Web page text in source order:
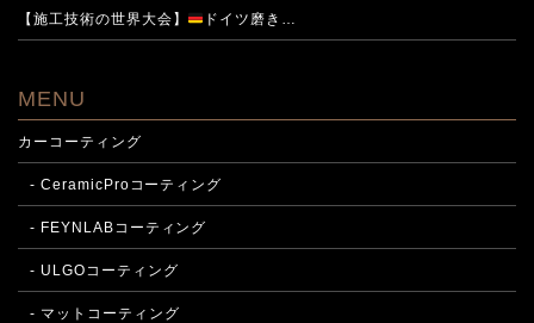
【施工技術の世界大会】 ドイツ磨き…
MENU
カーコーティング
- CeramicProコーティング
- FEYNLABコーティング
- ULGOコーティング
- マットコーティング